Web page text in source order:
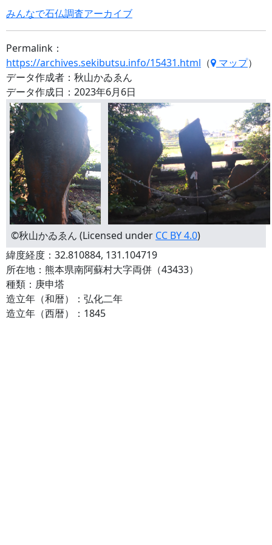
みんなで石仏調査アーカイブ
Permalink：
https://archives.sekibutsu.info/15431.html （ マップ）
データ作成者：秋山かゐゑん
データ作成日：2023年6月6日
©秋山かゐゑん (Licensed under CC BY 4.0)
緯度経度：32.810884, 131.104719
所在地：熊本県南阿蘇村大字両併（43433）
種類：庚申塔
造立年（和暦）：弘化二年
造立年（西暦）：1845